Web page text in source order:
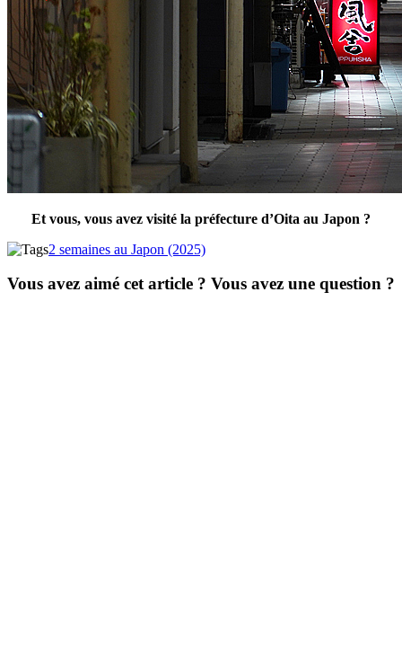
Et vous, vous avez visité la préfecture d’Oita au Japon ?
2 semaines au Japon (2025)
Vous avez aimé cet article ? Vous avez une question ?